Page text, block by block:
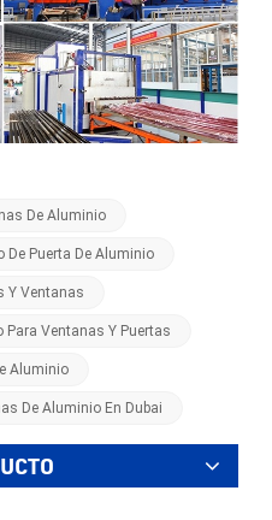
De Aluminio
De Puerta De Aluminio
Y Ventanas
Para Ventanas Y Puertas
Aluminio
De Aluminio En Dubai